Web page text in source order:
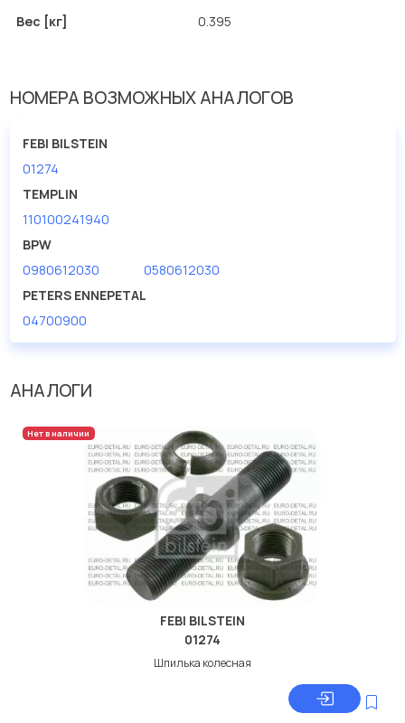
Вес [кг]
0.395
НОМЕРА ВОЗМОЖНЫХ АНАЛОГОВ
FEBI BILSTEIN
01274
TEMPLIN
110100241940
BPW
0980612030
0580612030
PETERS ENNEPETAL
04700900
АНАЛОГИ
Нет в наличии
FEBI BILSTEIN
01274
Шпилька колесная